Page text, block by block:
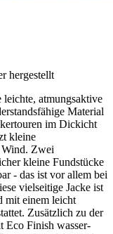
hergestellt
atmungsaktive
Material
im Dickicht
kleine
Wind. Zwei
kleine Fundstücke
- das ist vor allem bei
vielseitige Jacke ist
mit einem leicht
Zusätzlich zu der
Eco Finish wasser-